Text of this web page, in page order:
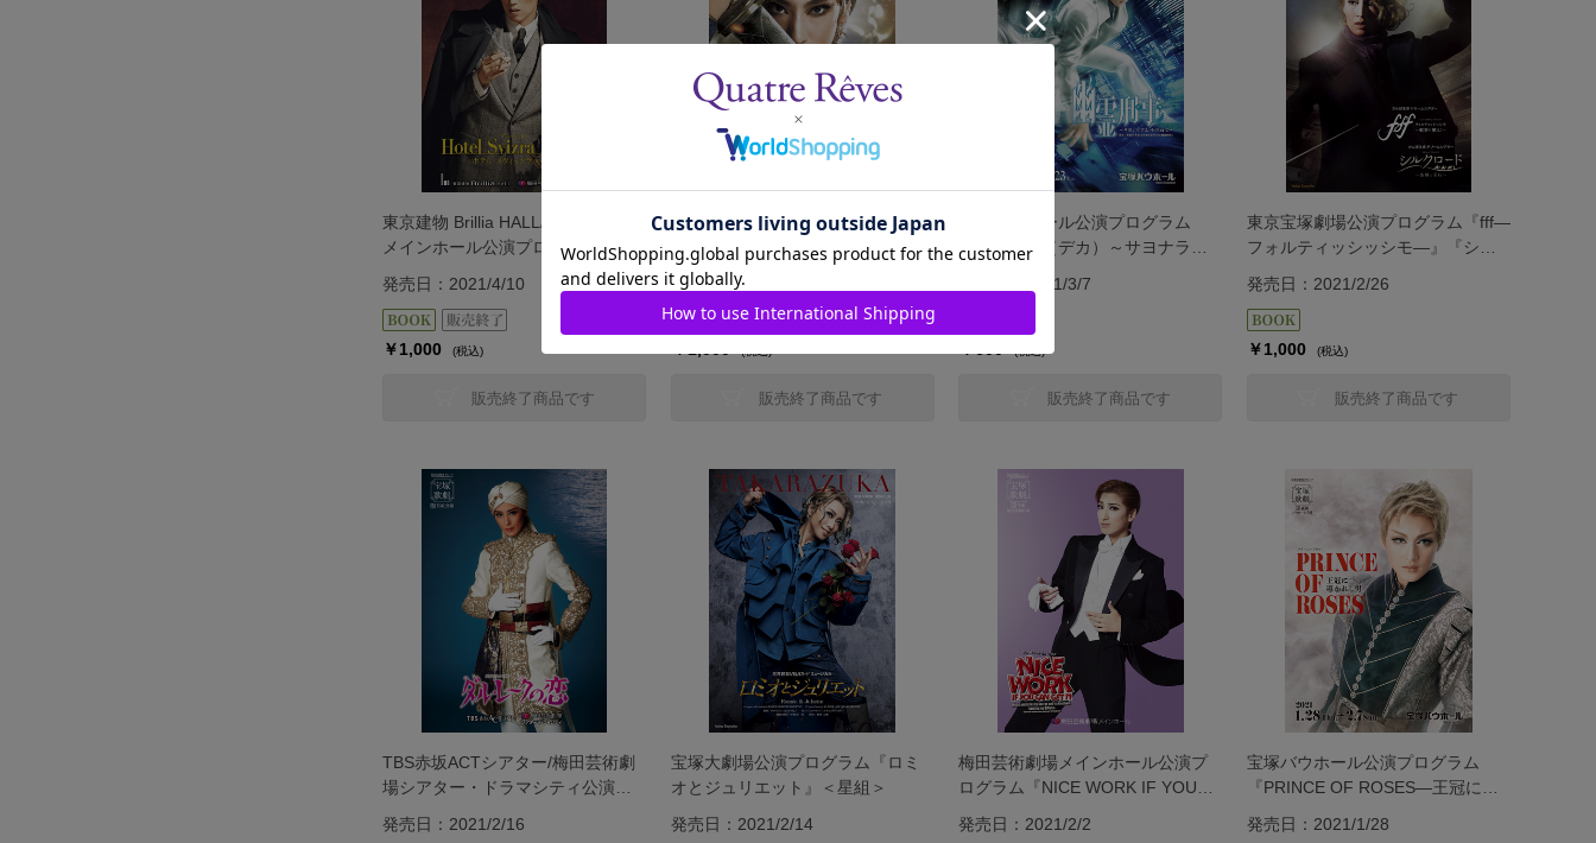
東京建物 Brillia HALL/梅田芸術劇場
メインホール公演プログラム
『Hotel Svizra House ホテル スヴ
ィッツラ ハウス』＜宙組＞
発売日：2021/4/10
￥1,000 (税込)
販売終了商品です
宝塚大劇場公演プログラム『アウ
グストゥス―尊厳ある者―』
『Cool Beast!!』＜花組＞
発売日：2021/4/2
販売終了商品です
宝塚バウホール公演プログラム
『幽霊刑事（デカ）～サヨナラす
発売日：2021/3/7
販売終了商品です
東京宝塚劇場公演プログラム『fff―
フォルティッシッシモ―』『シル
クロード～盗賊と宝石～』＜雪組
＞
発売日：2021/2/26
￥1,000 (税込)
販売終了商品です
TBS赤坂ACTシアター/梅田芸術劇
場シアター・ドラマシティ公演プ
ログラム『ダル・レークの恋』＜
月組＞
発売日：2021/2/16
宝塚大劇場公演プログラム『ロミ
オとジュリエット』＜星組＞
発売日：2021/2/14
梅田芸術劇場メインホール公演プ
ログラム『NICE WORK IF YOU
CAN GET IT』＜花組＞
発売日：2021/2/2
宝塚バウホール公演プログラム
『PRINCE OF ROSES―王冠に導
かれし男―』＜花組＞
発売日：2021/1/28